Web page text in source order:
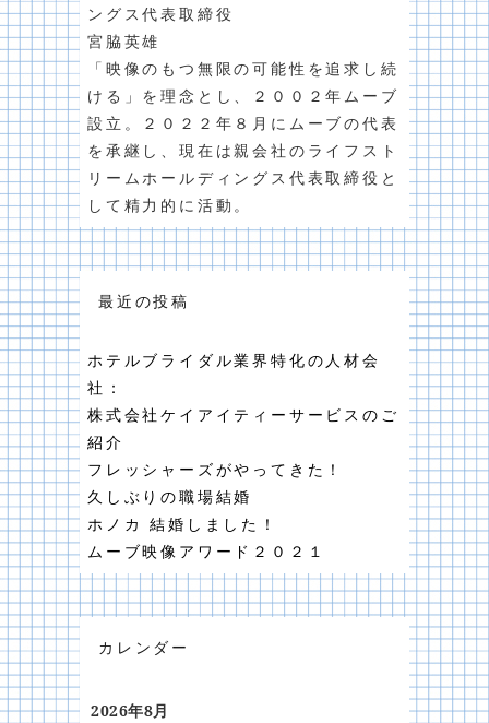
ングス代表取締役
宮脇英雄
「映像のもつ無限の可能性を追求し続
ける」を理念とし、２００２年ムーブ
設立。２０２２年８月にムーブの代表
を承継し、現在は親会社のライフスト
リームホールディングス代表取締役と
して精力的に活動。
最近の投稿
ホテルブライダル業界特化の人材会
社：
株式会社ケイアイティーサービスのご
紹介
フレッシャーズがやってきた！
久しぶりの職場結婚
ホノカ 結婚しました！
ムーブ映像アワード２０２１
カレンダー
2026年8月